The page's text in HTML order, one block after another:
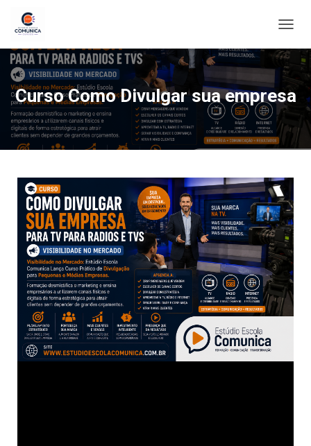
Curso Como Divulgar sua empresa